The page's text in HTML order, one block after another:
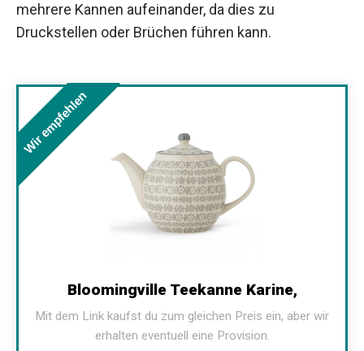
mehrere Kannen aufeinander, da dies zu
Druckstellen oder Brüchen führen kann.
Wir empfehlen
Bloomingville Teekanne Karine,
Mit dem Link kaufst du zum gleichen Preis ein, aber wir
erhalten eventuell eine Provision.